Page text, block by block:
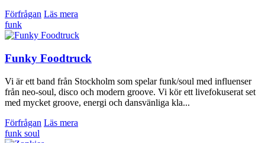
Förfrågan Läs mera
funk
Funky Foodtruck
Vi är ett band från Stockholm som spelar funk/soul med influenser
från neo-soul, disco och modern groove. Vi kör ett livefokuserat set
med mycket groove, energi och dansvänliga kla...
Förfrågan Läs mera
funk soul